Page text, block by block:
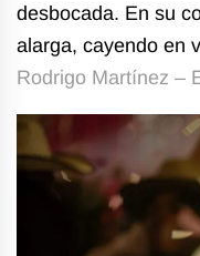
desbocada. En su
alarga, cayendo en
Rodrigo Martínez –